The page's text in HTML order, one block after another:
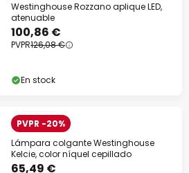
Westinghouse Rozzano aplique LED,
atenuable
100,86 €
PVPR126,08 €
En stock
PVPR -20%
Lámpara colgante Westinghouse
Kelcie, color níquel cepillado
65,49 €